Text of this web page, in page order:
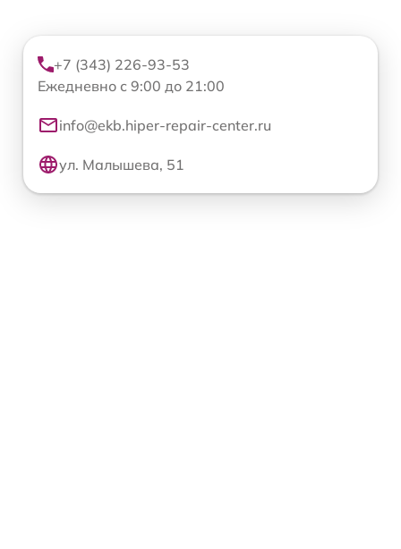
+7 (343) 226-93-53
Ежедневно с 9:00 до 21:00
info@ekb.hiper-repair-center.ru
ул. Малышева, 51